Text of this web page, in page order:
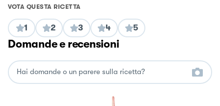
VOTA QUESTA RICETTA
1 2 3 4 5
Domande e recensioni